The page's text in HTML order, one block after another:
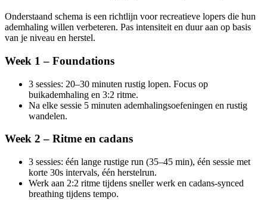
Onderstaand schema is een richtlijn voor recreatieve lopers die hun
ademhaling willen verbeteren. Pas intensiteit en duur aan op basis
van je niveau en herstel.
Week 1 – Foundations
3 sessies: 20–30 minuten rustig lopen. Focus op
buikademhaling en 3:2 ritme.
Na elke sessie 5 minuten ademhalingsoefeningen en rustig
wandelen.
Week 2 – Ritme en cadans
3 sessies: één lange rustige run (35–45 min), één sessie met
korte 30s intervals, één herstelrun.
Werk aan 2:2 ritme tijdens sneller werk en cadans-synced
breathing tijdens tempo.